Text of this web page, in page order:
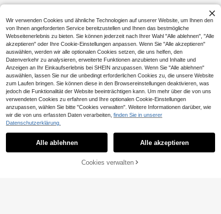
JETZT EINKAUFEN
Wir verwenden Cookies und ähnliche Technologien auf unserer Website, um Ihnen den
von Ihnen angeforderten Service bereitzustellen und Ihnen das bestmögliche
Webseitenerlebnis zu bieten. Sie können jederzeit nach Ihrer Wahl "Alle ablehnen", "Alle
akzeptieren" oder Ihre Cookie-Einstellungen anpassen. Wenn Sie "Alle akzeptieren"
auswählen, werden wir alle optionalen Cookies setzen, die uns helfen, den
Datenverkehr zu analysieren, erweiterte Funktionen anzubieten und Inhalte und
Anzeigen an Ihr Einkaufserlebnis bei SHEIN anzupassen. Wenn Sie "Alle ablehnen"
auswählen, lassen Sie nur die unbedingt erforderlichen Cookies zu, die unsere Website
zum Laufen bringen. Sie können diese in den Browsereinstellungen deaktivieren, was
jedoch die Funktionalität der Website beeinträchtigen kann. Um mehr über die von uns
verwendeten Cookies zu erfahren und Ihre optionalen Cookie-Einstellungen
anzupassen, wählen Sie bitte "Cookies verwalten". Weitere Informationen darüber, wie
wir die von uns erfassten Daten verarbeiten, finden Sie in unserer
Datenschutzerklärung.
Alle ablehnen Alle akzeptieren
Cookies verwalten